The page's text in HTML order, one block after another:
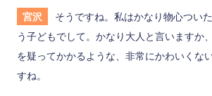
宮沢
そうですね。私はかなり物心つい
う子どもでして。かなり大人と言いますか
を疑ってかかるような、非常にかわいくな
すね。